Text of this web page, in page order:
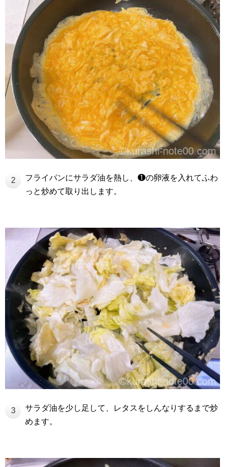
2
フライパンにサラダ油を熱し、❶の卵液を入れてふわ
っと炒めて取り出します。
3
サラダ油を少し足して、レタスをしんなりするまで炒
めます。